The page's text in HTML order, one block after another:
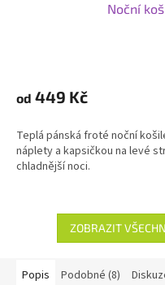
Noční
od 449 Kč
Teplá pánská froté noční
náplety a kapsičkou na levé
chladnější noci.
ZOBRAZIT
Popis Podobné (8)